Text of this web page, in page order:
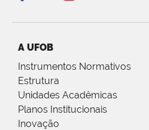
A UFOB
Instrumentos Normativos
Estrutura
Unidades Acadêmicas
Planos Institucionais
Inovação